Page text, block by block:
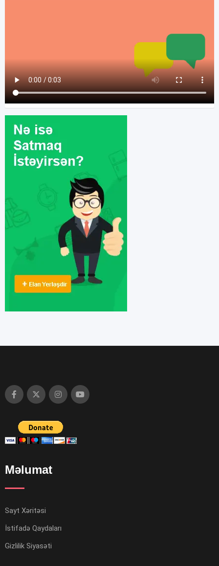
Məlumat
Sayt Xəritəsi
İstifadə Qaydaları
Gizlilik Siyasəti